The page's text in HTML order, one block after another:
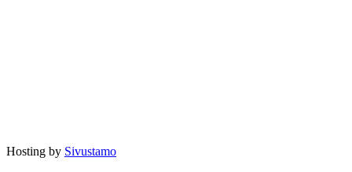
Hosting by Sivustamo